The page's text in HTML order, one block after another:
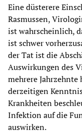
Eine düsterere
Rasmussen,
ist wahrscheinlich,
ist schwer
der Tat ist die
Auswirkungen des
mehrere Jahrzehnte
derzeitigen
Krankheiten
Infektion auf die
auswirken.